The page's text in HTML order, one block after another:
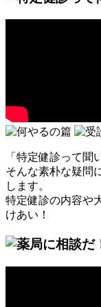
「特定健診って聞
そんな素朴な疑問
します。
特定健診の内容や
けあい！